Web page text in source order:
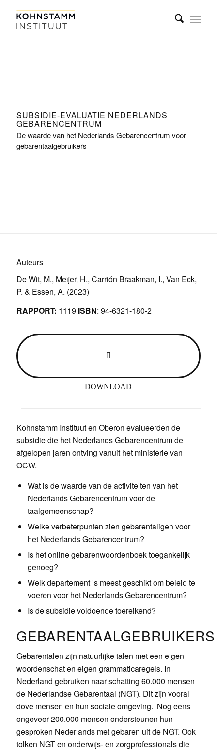
SUBSIDIE-EVALUATIE NEDERLANDS
GEBARENCENTRUM
De waarde van het Nederlands Gebarencentrum voor
gebarentaalgebruikers
Auteurs
De Wit, M., Meijer, H., Carrión Braakman, I., Van Eck,
P. & Essen, A. (2023)
RAPPORT: 1119 ISBN: 94-6321-180-2
DOWNLOAD
Kohnstamm Instituut en Oberon evalueerden de
subsidie die het Nederlands Gebarencentrum de
afgelopen jaren ontving vanuit het ministerie van
OCW.
Wat is de waarde van de activiteiten van het
Nederlands Gebarencentrum voor de
taalgemeenschap?
Welke verbeterpunten zien gebarentaligen voor
het Nederlands Gebarencentrum?
Is het online gebarenwoordenboek toegankelijk
genoeg?
Welk departement is meest geschikt om beleid te
voeren voor het Nederlands Gebarencentrum?
Is de subsidie voldoende toereikend?
GEBARENTAALGEBRUIKERS
Gebarentalen zijn natuurlijke talen met een eigen
woordenschat en eigen grammaticaregels. In
Nederland gebruiken naar schatting 60.000 mensen
de Nederlandse Gebarentaal (NGT). Dit zijn vooral
dove mensen en hun sociale omgeving. Nog eens
ongeveer 200.000 mensen ondersteunen hun
gesproken Nederlands met gebaren uit de NGT. Ook
tolken NGT en onderwijs- en zorgprofessionals die